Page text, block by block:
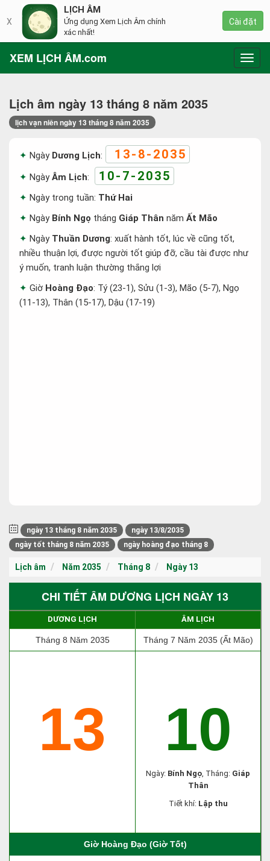
XEM LỊCH ÂM.com
Lịch âm ngày 13 tháng 8 năm 2035
lịch vạn niên ngày 13 tháng 8 năm 2035
Ngày Dương Lịch: 13-8-2035
NgàyÂm Lịch: 10-7-2035
Ngày trong tuần: Thứ Hai
Ngày Bính Ngọ tháng Giáp Thân năm Ất Mão
Ngày Thuần Dương: xuất hành tốt, lúc về cũng tốt,
nhiều thuận lợi, được người tốt giúp đỡ, cầu tài được như
ý muốn, tranh luận thường thắng lợi
Giờ Hoàng Đạo: Tý (23-1), Sửu (1-3), Mão (5-7), Ngọ
(11-13), Thân (15-17), Dậu (17-19)
ngày 13 tháng 8 năm 2035
ngày 13/8/2035
ngày tốt tháng 8 năm 2035
ngày hoàng đạo tháng 8
Lịch âm Năm 2035 Tháng 8 Ngày 13
CHI TIẾT ÂM DƯƠNG LỊCH NGÀY 13
DƯƠNG LỊCH ÂM LỊCH
Tháng 8 Năm 2035 Tháng 7 Năm 2035 (Ất Mão)
13 10
Ngày: Bính Ngọ, Tháng: Giáp
Thân
Tiết khí: Lập thu
Giờ Hoàng Đạo (Giờ Tốt)
X
LỊCH ÂM
Ứng dụng Xem Lịch Âm chính
xác nhất!
Cài đặt